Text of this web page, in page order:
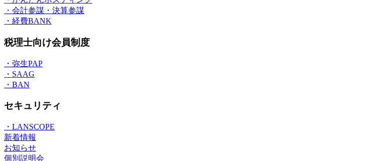
・会計参謀・決算参謀
・経費BANK
税理士向け会員制度
・弥生PAP
・SAAG
・BAN
セキュリティ
・LANSCOPE
新着情報
お知らせ
個別説明会